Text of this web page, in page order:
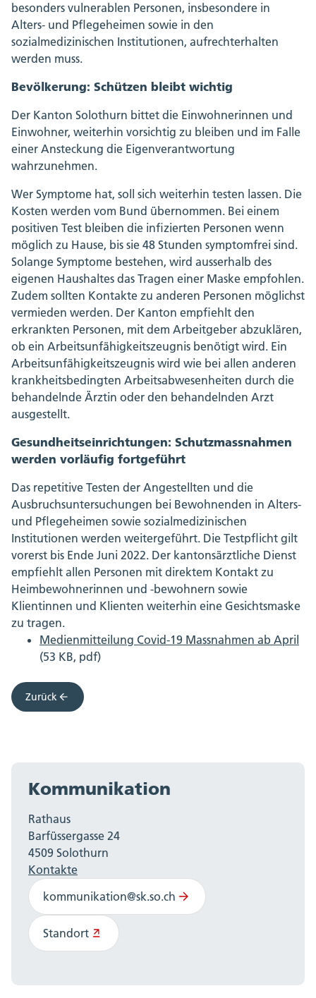
besonders vulnerablen Personen, insbesondere in
Alters- und Pflegeheimen sowie in den
sozialmedizinischen Institutionen, aufrechterhalten
werden muss.
Bevölkerung: Schützen bleibt wichtig
Der Kanton Solothurn bittet die Einwohnerinnen und
Einwohner, weiterhin vorsichtig zu bleiben und im Falle
einer Ansteckung die Eigenverantwortung
wahrzunehmen.
Wer Symptome hat, soll sich weiterhin testen lassen. Die
Kosten werden vom Bund übernommen. Bei einem
positiven Test bleiben die infizierten Personen wenn
möglich zu Hause, bis sie 48 Stunden symptomfrei sind.
Solange Symptome bestehen, wird ausserhalb des
eigenen Haushaltes das Tragen einer Maske empfohlen.
Zudem sollten Kontakte zu anderen Personen möglichst
vermieden werden. Der Kanton empfiehlt den
erkrankten Personen, mit dem Arbeitgeber abzuklären,
ob ein Arbeitsunfähigkeitszeugnis benötigt wird. Ein
Arbeitsunfähigkeitszeugnis wird wie bei allen anderen
krankheitsbedingten Arbeitsabwesenheiten durch die
behandelnde Ärztin oder den behandelnden Arzt
ausgestellt.
Gesundheitseinrichtungen: Schutzmassnahmen
werden vorläufig fortgeführt
Das repetitive Testen der Angestellten und die
Ausbruchsuntersuchungen bei Bewohnenden in Alters-
und Pflegeheimen sowie sozialmedizinischen
Institutionen werden weitergeführt. Die Testpflicht gilt
vorerst bis Ende Juni 2022. Der kantonsärztliche Dienst
empfiehlt allen Personen mit direktem Kontakt zu
Heimbewohnerinnen und -bewohnern sowie
Klientinnen und Klienten weiterhin eine Gesichtsmaske
zu tragen.
Medienmitteilung Covid-19 Massnahmen ab April
(53 KB, pdf)
Zurück
Kommunikation
Rathaus
Barfüssergasse 24
4509 Solothurn
Kontakte
kommunikation@sk.so.ch
Standort